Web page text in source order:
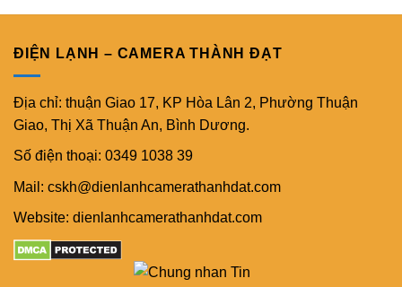
ĐIỆN LẠNH – CAMERA THÀNH ĐẠT
Địa chỉ: thuận Giao 17, KP Hòa Lân 2, Phường Thuận
Giao, Thị Xã Thuận An, Bình Dương.
Số điện thoại: 0349 1038 39
Mail: cskh@dienlanhcamerathanhdat.com
Website: dienlanhcamerathanhdat.com